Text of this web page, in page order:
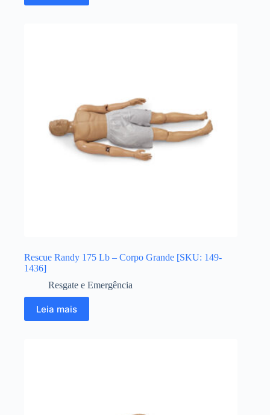
Rescue Randy 175 Lb – Corpo Grande [SKU: 149-
1436]
Resgate e Emergência
Leia mais